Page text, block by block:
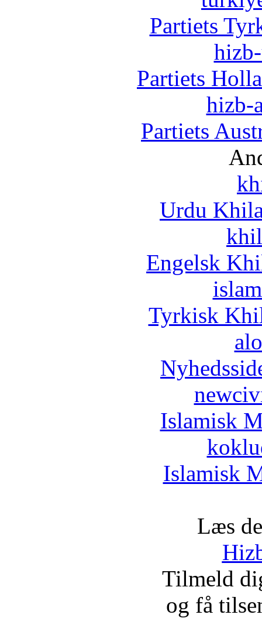
Partiets
Partiets
hizb-
Partiets
Urdu
Engelsk
Tyrkisk
Islamisk
Islamisk
Læs
Tilmeld
og få